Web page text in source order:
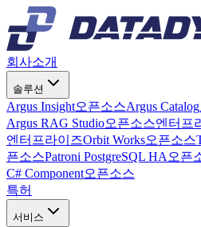
회사소개
솔루션
Argus Insight오픈소스Argus Catalog
Argus RAG Studio오픈소스엔터프
엔터프라이즈Orbit Works오픈소스
픈소스Patroni PostgreSQL HA 오픈
C# Component오픈소스
특허
서비스